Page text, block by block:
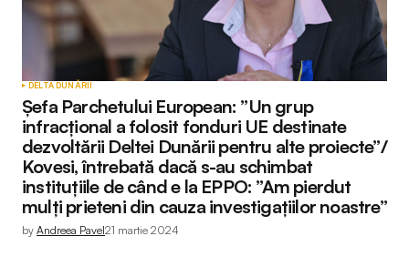
DELTA DUNĂRII
Șefa Parchetului European: ”Un grup
infracțional a folosit fonduri UE destinate
dezvoltării Deltei Dunării pentru alte proiecte”/
Kovesi, întrebată dacă s-au schimbat
instituțiile de când e la EPPO: ”Am pierdut
mulți prieteni din cauza investigațiilor noastre”
by Andreea Pavel21 martie 2024